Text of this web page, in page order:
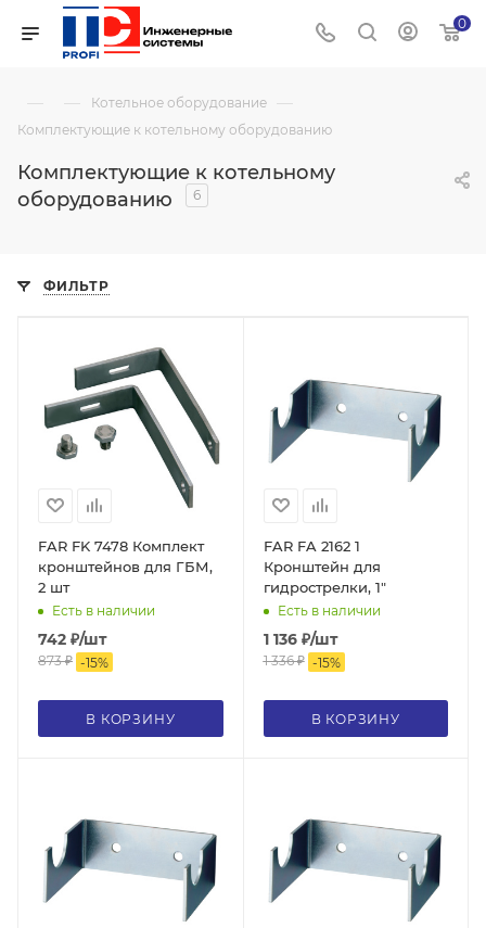
0
— — Котельное оборудование —
Комплектующие к котельному оборудованию
Комплектующие к котельному
оборудованию
6
ФИЛЬТР
FAR FK 7478 Комплект
кронштейнов для ГБМ,
2 шт
Есть в наличии
742 ₽/шт
873₽ -15%
В КОРЗИНУ
FAR FA 2162 1
Кронштейн для
гидрострелки, 1"
Есть в наличии
1 136₽/шт
1 336₽ -15%
В КОРЗИНУ